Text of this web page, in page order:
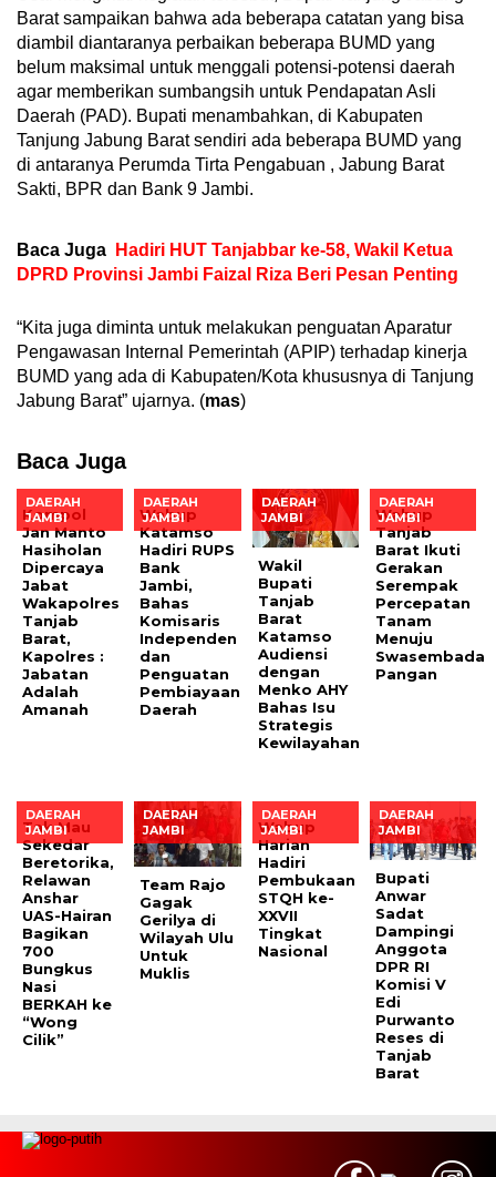
Barat sampaikan bahwa ada beberapa catatan yang bisa
diambil diantaranya perbaikan beberapa BUMD yang
belum maksimal untuk menggali potensi-potensi daerah
agar memberikan sumbangsih untuk Pendapatan Asli
Daerah (PAD). Bupati menambahkan, di Kabupaten
Tanjung Jabung Barat sendiri ada beberapa BUMD yang
di antaranya Perumda Tirta Pengabuan , Jabung Barat
Sakti, BPR dan Bank 9 Jambi.
Baca Juga
Hadiri HUT Tanjabbar ke-58, Wakil Ketua
DPRD Provinsi Jambi Faizal Riza Beri Pesan Penting
“Kita juga diminta untuk melakukan penguatan Aparatur
Pengawasan Internal Pemerintah (APIP) terhadap kinerja
BUMD yang ada di Kabupaten/Kota khususnya di Tanjung
Jabung Barat” ujarnya. (mas)
Baca Juga
DAERAH
JAMBI
Kompol
Jan Manto
Hasiholan
Dipercaya
Jabat
Wakapolres
Tanjab
Barat,
Kapolres :
Jabatan
Adalah
Amanah
DAERAH
JAMBI
Wabup
Katamso
Hadiri RUPS
Bank
Jambi,
Bahas
Komisaris
Independen
dan
Penguatan
Pembiayaan
Daerah
DAERAH
JAMBI
Wakil
Bupati
Tanjab
Barat
Katamso
Audiensi
dengan
Menko AHY
Bahas Isu
Strategis
Kewilayahan
DAERAH
JAMBI
Wabup
Tanjab
Barat Ikuti
Gerakan
Serempak
Percepatan
Tanam
Menuju
Swasembada
Pangan
DAERAH
JAMBI
Tak Mau
Sekedar
Beretorika,
Relawan
Anshar
UAS-Hairan
Bagikan
700
Bungkus
Nasi
BERKAH ke
“Wong
Cilik”
DAERAH
JAMBI
Team Rajo
Gagak
Gerilya di
Wilayah Ulu
Untuk
Muklis
DAERAH
JAMBI
Wabup
Harian
Hadiri
Pembukaan
STQH ke-
XXVII
Tingkat
Nasional
DAERAH
JAMBI
Bupati
Anwar
Sadat
Dampingi
Anggota
DPR RI
Komisi V
Edi
Purwanto
Reses di
Tanjab
Barat